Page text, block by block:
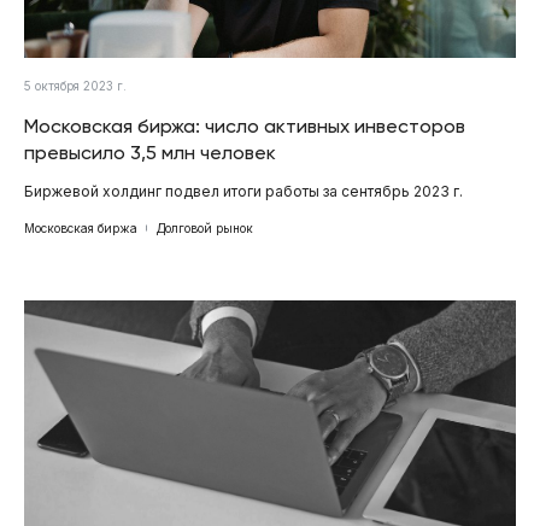
5 октября 2023 г.
Московская биржа: число активных инвесторов
превысило 3,5 млн человек
Биржевой холдинг подвел итоги работы за сентябрь 2023 г.
Московская биржа Долговой рынок